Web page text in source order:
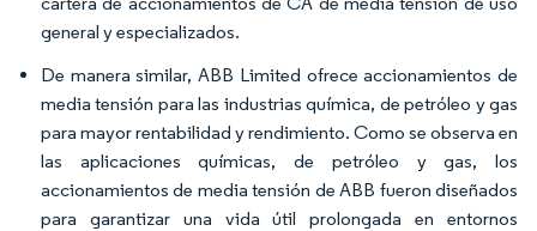
general y especializados.
De manera similar, ABB Limited ofrece accionamientos de
media tensión para las industrias química, de petróleo y gas
para mayor rentabilidad y rendimiento. Como se observa en
las aplicaciones químicas, de petróleo y gas, los
accionamientos de media tensión de ABB fueron diseñados
para garantizar una vida útil prolongada en entornos